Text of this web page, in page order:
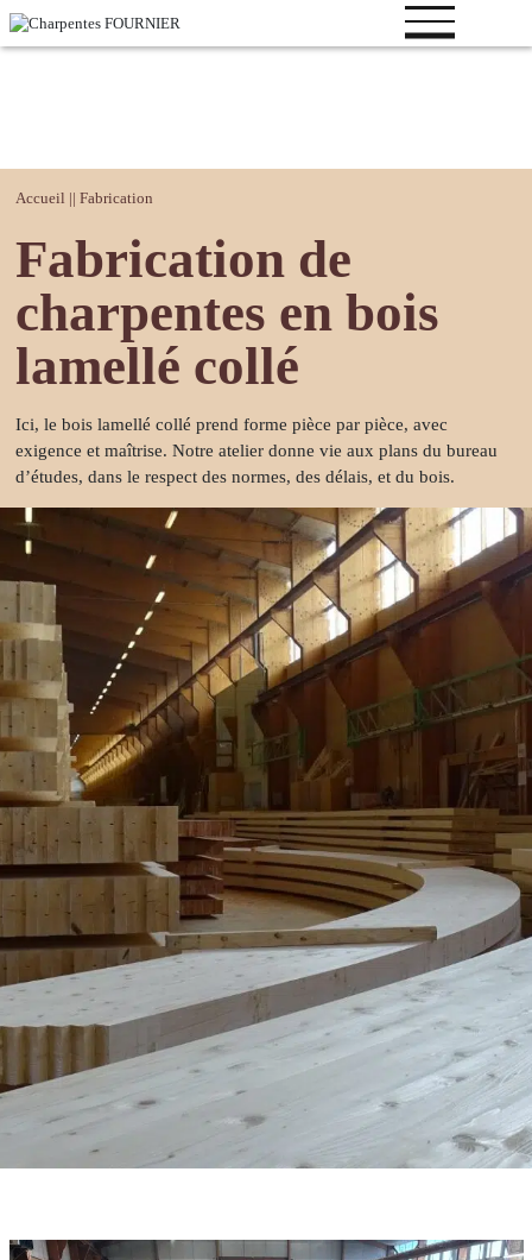
Votre
projet
Bâtiment
Bâtiment
industriel
Bâtiment de
loisirs
Bâtiment
tertiaire
Bâtiment
commercial
Réalisations
L’entreprise
Notre
histoire
L’atelier
Cambium
Nos
Certifications
Carrières
Actualités
Savoir-
Accueil || Fabrication
Fabrication de
charpentes en bois
lamellé collé
Ici, le bois lamellé collé prend forme pièce par pièce, avec
exigence et maîtrise. Notre atelier donne vie aux plans du bureau
d’études, dans le respect des normes, des délais, et du bois.